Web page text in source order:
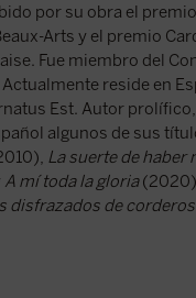
por su obra el
Arts y el premio
Fue miembro del
reside en
Est. Autor
algunos de sus
La suerte de haber
A mí toda la gloria
disfrazados de corderos